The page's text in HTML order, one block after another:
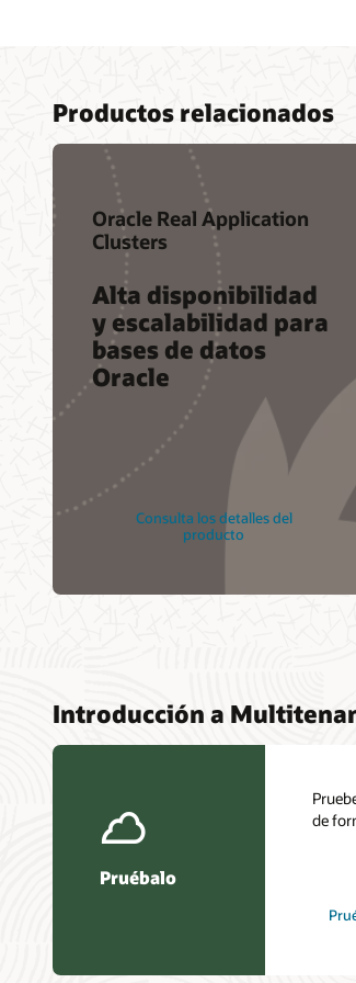
Productos relacionados
Oracle Real Application
Clusters
Alta disponibilidad
y escalabilidad para
bases de datos
Oracle
Consulta los detalles del
producto
Introducción a
Pruébalo
de